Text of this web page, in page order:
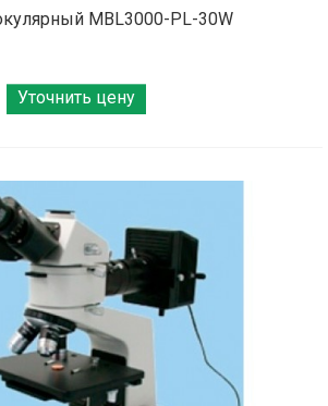
MBL3000-PL-30W
Уточнить цену